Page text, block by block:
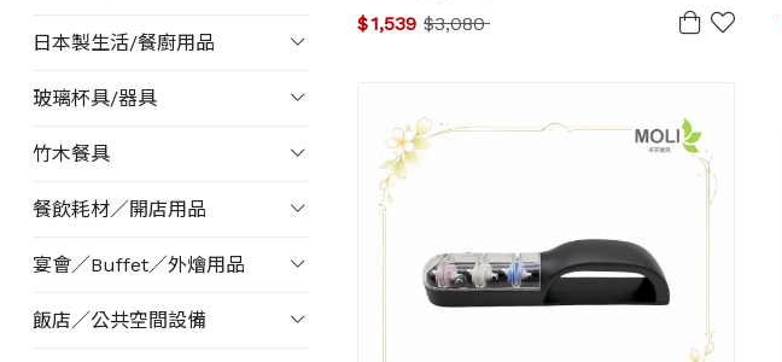
日本製生活/餐廚用品
玻璃杯具/器具
竹木餐具
餐飲耗材／開店用品
宴會／Buffet／外燴用品
飯店／公共空間設備
$3,080
$1,539